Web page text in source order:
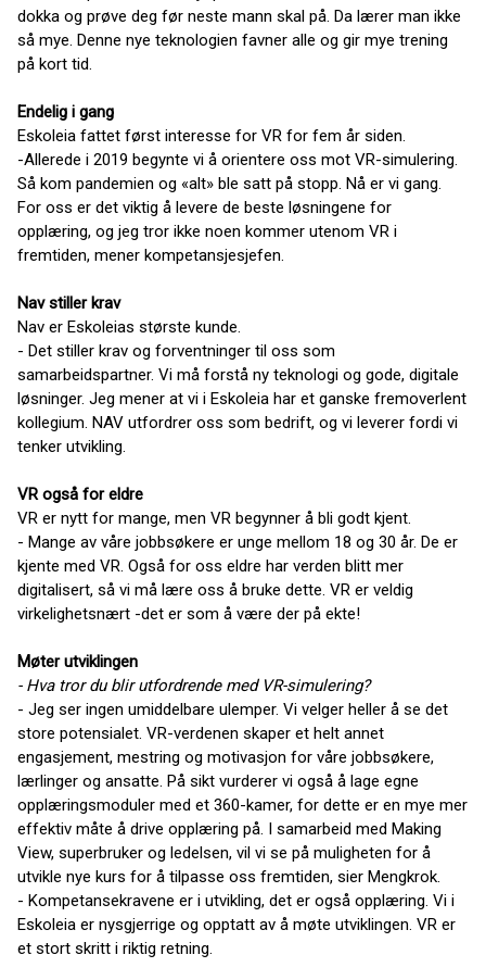
dokka og prøve deg før neste mann skal på. Da lærer man ikke
så mye. Denne nye teknologien favner alle og gir mye trening
på kort tid.
Endelig i gang
Eskoleia fattet først interesse for VR for fem år siden.
-Allerede i 2019 begynte vi å orientere oss mot VR-simulering.
Så kom pandemien og «alt» ble satt på stopp. Nå er vi gang.
For oss er det viktig å levere de beste løsningene for
opplæring, og jeg tror ikke noen kommer utenom VR i
fremtiden, mener kompetansjesjefen.
Nav stiller krav
Nav er Eskoleias største kunde.
- Det stiller krav og forventninger til oss som
samarbeidspartner. Vi må forstå ny teknologi og gode, digitale
løsninger. Jeg mener at vi i Eskoleia har et ganske fremoverlent
kollegium. NAV utfordrer oss som bedrift, og vi leverer fordi vi
tenker utvikling.
VR også for eldre
VR er nytt for mange, men VR begynner å bli godt kjent.
- Mange av våre jobbsøkere er unge mellom 18 og 30 år. De er
kjente med VR. Også for oss eldre har verden blitt mer
digitalisert, så vi må lære oss å bruke dette. VR er veldig
virkelighetsnært -det er som å være der på ekte!
Møter utviklingen
- Hva tror du blir utfordrende med VR-simulering?
- Jeg ser ingen umiddelbare ulemper. Vi velger heller å se det
store potensialet. VR-verdenen skaper et helt annet
engasjement, mestring og motivasjon for våre jobbsøkere,
lærlinger og ansatte. På sikt vurderer vi også å lage egne
opplæringsmoduler med et 360-kamer, for dette er en mye mer
effektiv måte å drive opplæring på. I samarbeid med Making
View, superbruker og ledelsen, vil vi se på muligheten for å
utvikle nye kurs for å tilpasse oss fremtiden, sier Mengkrok.
- Kompetansekravene er i utvikling, det er også opplæring. Vi i
Eskoleia er nysgjerrige og opptatt av å møte utviklingen. VR er
et stort skritt i riktig retning.